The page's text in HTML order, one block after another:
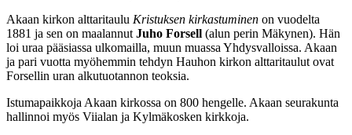
Akaan kirkon alttaritaulu Kristuksen kirkastuminen on vuodelta
1881 ja sen on maalannut Juho Forsell (alun perin Mäkynen). Hän
loi uraa pääsiassa ulkomailla, muun muassa Yhdysvalloissa. Akaan
ja pari vuotta myöhemmin tehdyn Hauhon kirkon alttaritaulut ovat
Forsellin uran alkutuotannon teoksia.
Istumapaikkoja Akaan kirkossa on 800 hengelle. Akaan seurakunta
hallinnoi myös Viialan ja Kylmäkosken kirkkoja.